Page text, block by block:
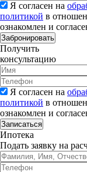
Я согласен на
политикой в
ознакомлен и
Забронировать
Получить
консультацию
Я согласен на
политикой в
ознакомлен и
Записаться
Ипотека
Подать заявку на